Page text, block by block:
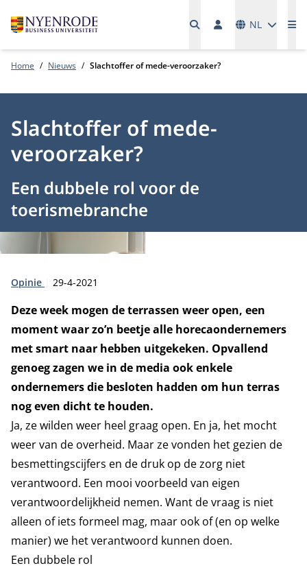
NL
Home Nieuws Slachtoffer of mede-veroorzaker?
Slachtoffer of mede-
veroorzaker?
Een dubbele rol voor de
toerismebranche
Type:
Opinie Publicatiedatum:
29-4-2021
Deze week mogen de terrassen weer open, een
moment waar zo’n beetje alle horecaondernemers
met smart naar hebben uitgekeken. Opvallend
genoeg zagen we in de media ook enkele
ondernemers die besloten hadden om hun terras
nog even dicht te houden.
Ja, ze wilden weer heel graag open. En ja, het mocht
weer van de overheid. Maar ze vonden het gezien de
besmettingscijfers en de druk op de zorg niet
verantwoord. Een mooi voorbeeld van eigen
verantwoordelijkheid nemen. Want de vraag is niet
alleen of iets formeel mag, maar ook of (en op welke
manier) we het verantwoord kunnen doen.
Een dubbele rol